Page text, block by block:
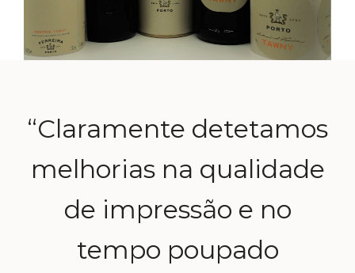
“Claramente detetamos
melhorias na qualidade
de impressão e no
tempo poupado